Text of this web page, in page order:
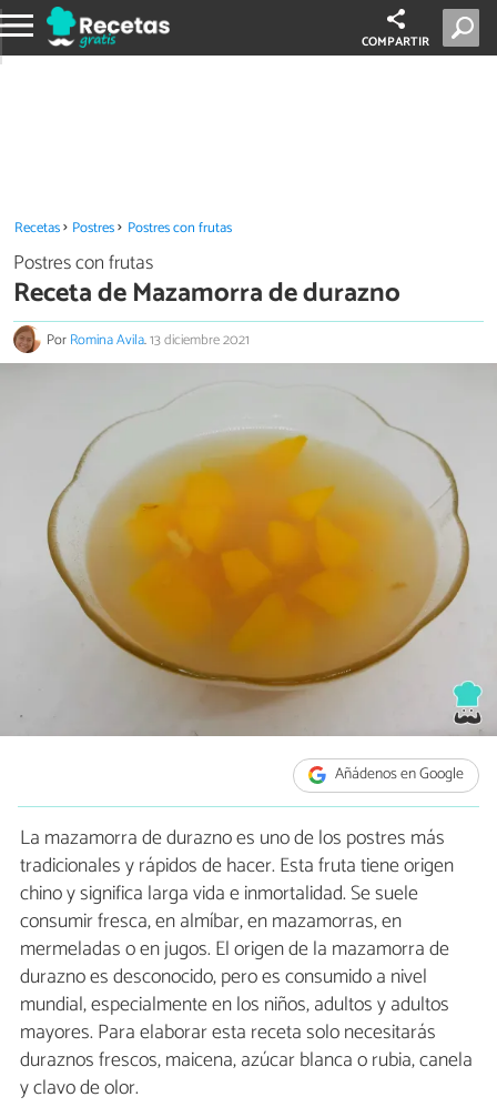
COMPARTIR
Recetas Postres Postres con frutas
Postres con frutas
Receta de Mazamorra de durazno
PorRomina Avila.13 diciembre 2021
Añádenos en Google
La mazamorra de durazno es uno de los postres más
tradicionales y rápidos de hacer. Esta fruta tiene origen
chino y significa larga vida e inmortalidad. Se suele
consumir fresca, en almíbar, en mazamorras, en
mermeladas o en jugos. El origen de la mazamorra de
durazno es desconocido, pero es consumido a nivel
mundial, especialmente en los niños, adultos y adultos
mayores. Para elaborar esta receta solo necesitarás
duraznos frescos, maicena, azúcar blanca o rubia, canela
y clavo de olor.